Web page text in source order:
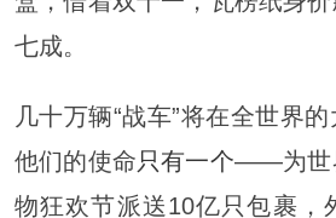
七成。
几十万辆“战车”将在全世界
他们的使命只有一个——为世
物狂欢节派送10亿只包裹，